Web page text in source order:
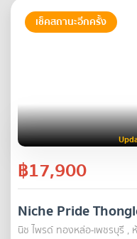
เช็คสถานะอีกครั้ง
฿17,900
Niche Pride
นิช ไพรด์ ทองหล่อ-เพชรบุรี ,